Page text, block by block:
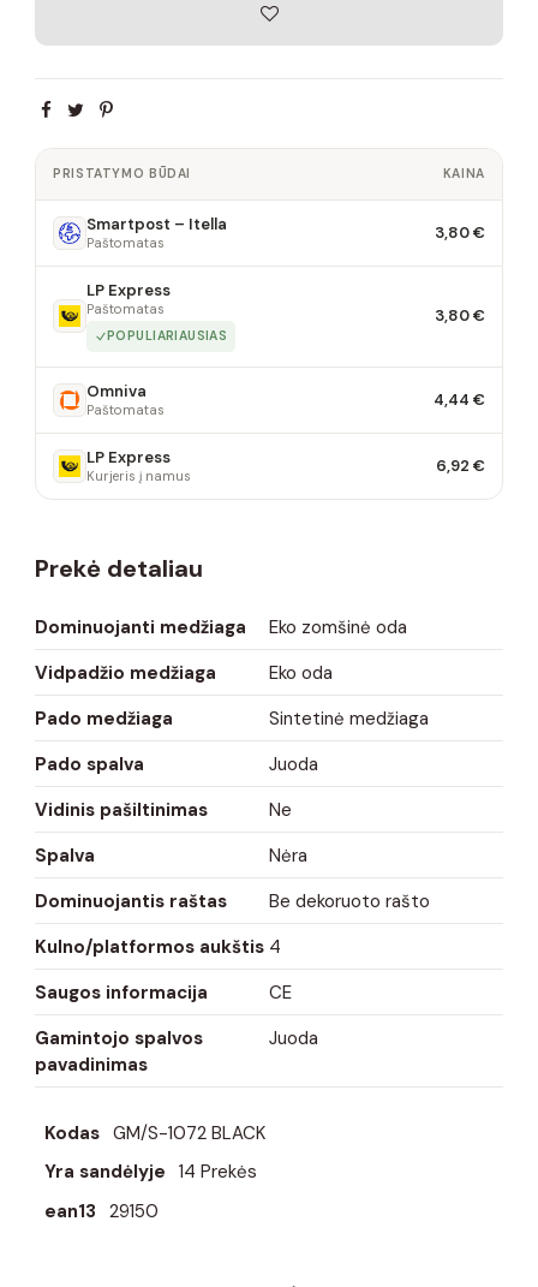
PRISTATYMO BŪDAI KAINA
Smartpost – Itella
Paštomatas 3,80 €
LP Express
Paštomatas
POPULIARIAUSIAS
3,80 €
Omniva
Paštomatas 4,44 €
LP Express
Kurjeris į namus 6,92 €
Prekė detaliau
Dominuojanti medžiaga
Eko zomšinė oda
Vidpadžio medžiaga
Eko oda
Pado medžiaga
Sintetinė medžiaga
Pado spalva
Juoda
Vidinis pašiltinimas
Ne
Spalva
Nėra
Dominuojantis raštas
Be dekoruoto rašto
Kulno/platformos aukštis 4
Saugos informacija
CE
Gamintojo spalvos
pavadinimas
Juoda
Kodas GM/S-1072 BLACK
Yra sandėlyje 14 Prekės
ean13 29150